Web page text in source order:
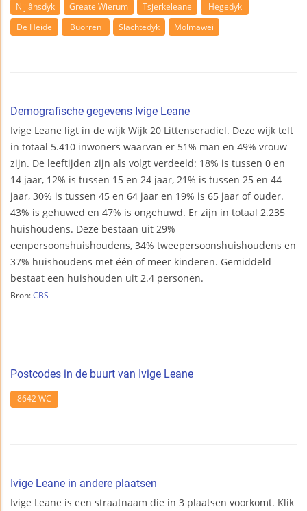
Nijlânsdyk Greate Wierum Tsjerkeleane
Hegedyk
De Heide
Buorren Slachtedyk Molmawei
Demografische gegevens Ivige Leane
Ivige Leane ligt in de wijk Wijk 20 Littenseradiel. Deze wijk telt
in totaal 5.410 inwoners waarvan er 51% man en 49% vrouw
zijn. De leeftijden zijn als volgt verdeeld: 18% is tussen 0 en
14 jaar, 12% is tussen 15 en 24 jaar, 21% is tussen 25 en 44
jaar, 30% is tussen 45 en 64 jaar en 19% is 65 jaar of ouder.
43% is gehuwed en 47% is ongehuwd. Er zijn in totaal 2.235
huishoudens. Deze bestaan uit 29%
eenpersoonshuishoudens, 34% tweepersoonshuishoudens en
37% huishoudens met één of meer kinderen. Gemiddeld
bestaat een huishouden uit 2.4 personen.
Bron: CBS
Postcodes in de buurt van Ivige Leane
8642 WC
Ivige Leane in andere plaatsen
Ivige Leane is een straatnaam die in 3 plaatsen voorkomt. Klik